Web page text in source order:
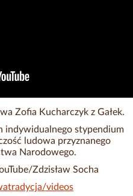
Zofia Kucharczyk z Gałek.
indywidualnego stypendium
ludowa przyznanego
Narodowego.
Zdzisław Socha
videos